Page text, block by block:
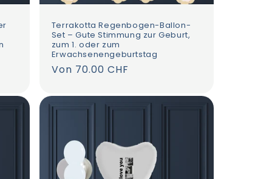
Terrakotta Regenbogen-Ballon-
Set – Gute Stimmung zur Geburt,
zum 1. oder zum
Erwachsenengeburtstag
Normaler
Von 70.00 CHF